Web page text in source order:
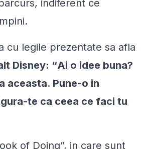
indiferent ce
cu legile prezentate sa afla
Disney: “Ai o idee buna?
aceasta. Pune-o in
te ca ceea ce faci tu
of Doing”, in care sunt